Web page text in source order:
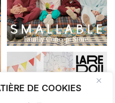
DE COOKIES